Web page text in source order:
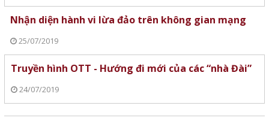
Nhận diện hành vi lừa đảo trên không gian mạng
25/07/2019
Truyền hình OTT - Hướng đi mới của các “nhà Đài”
24/07/2019